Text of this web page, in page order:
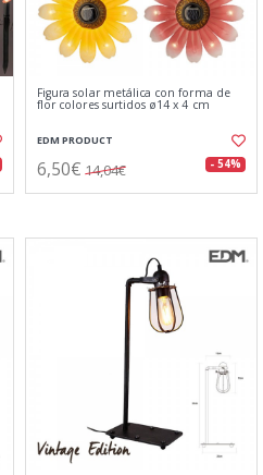
Figura solar metálica con forma de
flor colores surtidos ø14 x 4 cm
EDM PRODUCT
6,50€ 14,04€ - 54%